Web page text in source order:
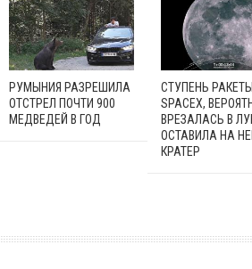
РУМЫНИЯ РАЗРЕШИЛА
ОТСТРЕЛ ПОЧТИ 900
МЕДВЕДЕЙ В ГОД
СТУПЕНЬ РАКЕТЫ
SPACEX,
ВРЕЗАЛАСЬ В
ОСТАВИЛА НА
КРАТЕР